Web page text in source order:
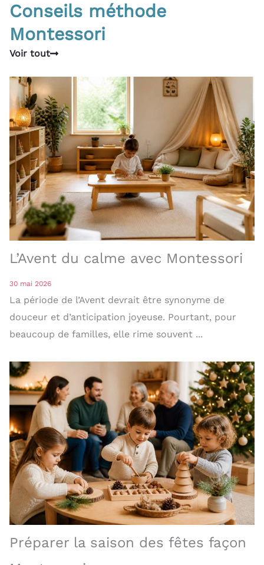
Conseils méthode
Montessori
Voir tout
L’Avent du calme avec Montessori
30 mai 2026
La période de l’Avent devrait être synonyme de
douceur et d’anticipation joyeuse. Pourtant, pour
beaucoup de familles, elle rime souvent ...
Préparer la saison des fêtes façon